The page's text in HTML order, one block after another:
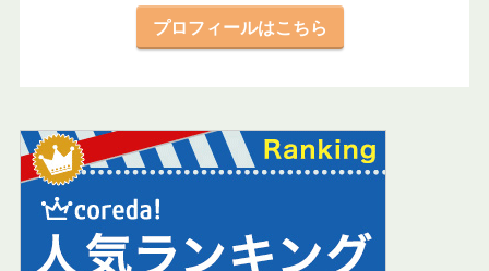
プロフィールはこちら